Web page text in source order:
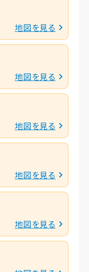
地図を見る
地図を見る
地図を見る
地図を見る
地図を見る